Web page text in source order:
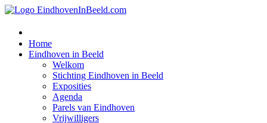
Home
Eindhoven in Beeld
Welkom
Stichting Eindhoven in Beeld
Exposities
Agenda
Parels van Eindhoven
Vrijwilligers